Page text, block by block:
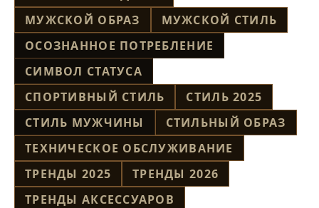
МУЖСКОЙ ОБРАЗ
МУЖСКОЙ СТИЛЬ
ОСОЗНАННОЕ ПОТРЕБЛЕНИЕ
СИМВОЛ СТАТУСА
СПОРТИВНЫЙ СТИЛЬ
СТИЛЬ 2025
СТИЛЬ МУЖЧИНЫ
СТИЛЬНЫЙ ОБРАЗ
ТЕХНИЧЕСКОЕ ОБСЛУЖИВАНИЕ
ТРЕНДЫ 2025
ТРЕНДЫ 2026
ТРЕНДЫ АКСЕССУАРОВ